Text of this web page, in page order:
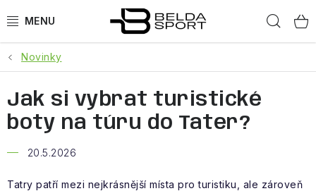
na
SPORTY
BĚH
GOLDBERGH
Novinky
Jak si vybrat turistické
boty na túru do Tater?
20.5.2026
Tatry patří mezi nejkrásnější místa pro turistiku, ale zároveň